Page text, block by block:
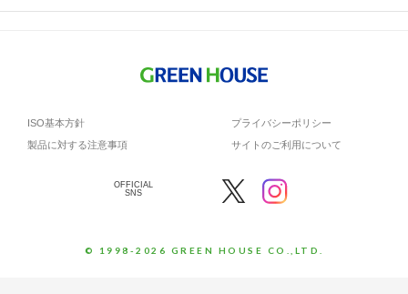
ISO基本方針
プライバシーポリシー
製品に対する注意事項
サイトのご利用について
OFFICIAL
SNS
© 1998-2026 GREEN HOUSE CO.,LTD.